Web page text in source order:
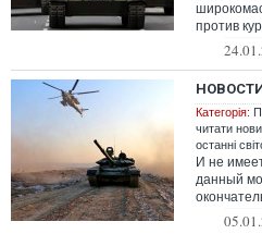
против
Категорія:
читати
останні
И не
данный